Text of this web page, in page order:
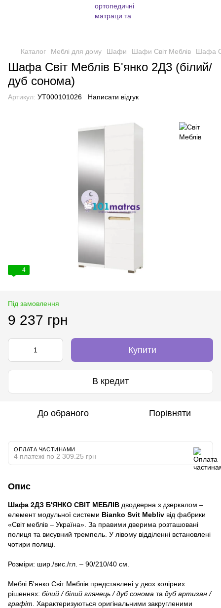
Каталог Меблі для дому Шафи Шафи Світ Меблів Шафа
Шафа Світ Меблів Б'янко 2Д3 (білий/
дуб сонома)
Артикул: УТ000101026 Написати відгук
4
Під замовлення
9 237 грн
Купити
В кредит
До обраного Порівняти
ОПЛАТА ЧАСТИНАМИ
4 платежі по 2 309.25 грн
Опис
Шафа 2ДЗ Б'ЯНКО СВІТ МЕБЛІВ дводверна з дзеркалом –
елемент модульної системи Bianko Svit Mebliv від фабрики
«Світ меблів – Україна». За правими дверима розташовані
полиця та висувний тремпель. У лівому відділенні встановлені
чотири полиці.
Розміри: шир./вис./гл. – 90/210/40 см.
Меблі Б'янко Світ Меблів представлені у двох колірних
рішеннях: білий / білий глянець / дуб сонома та дуб артизан /
графіт . Характеризуються оригінальними закругленими